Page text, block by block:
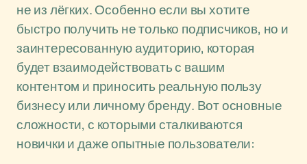
не из лёгких. Особенно если вы хотите
быстро получить не только подписчиков, но и
заинтересованную аудиторию, которая
будет взаимодействовать с вашим
контентом и приносить реальную пользу
бизнесу или личному бренду. Вот основные
сложности, с которыми сталкиваются
новички и даже опытные пользователи: